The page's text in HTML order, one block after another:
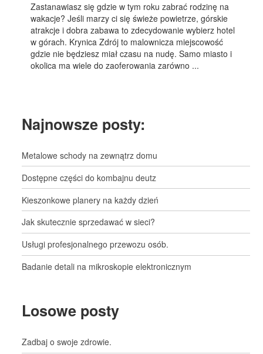
Zastanawiasz się gdzie w tym roku zabrać rodzinę na
wakacje? Jeśli marzy ci się świeże powietrze, górskie
atrakcje i dobra zabawa to zdecydowanie wybierz hotel
w górach. Krynica Zdrój to malownicza miejscowość
gdzie nie będziesz miał czasu na nudę. Samo miasto i
okolica ma wiele do zaoferowania zarówno ...
Najnowsze posty:
Metalowe schody na zewnątrz domu
Dostępne części do kombajnu deutz
Kieszonkowe planery na każdy dzień
Jak skutecznie sprzedawać w sieci?
Usługi profesjonalnego przewozu osób.
Badanie detali na mikroskopie elektronicznym
Losowe posty
Zadbaj o swoje zdrowie.